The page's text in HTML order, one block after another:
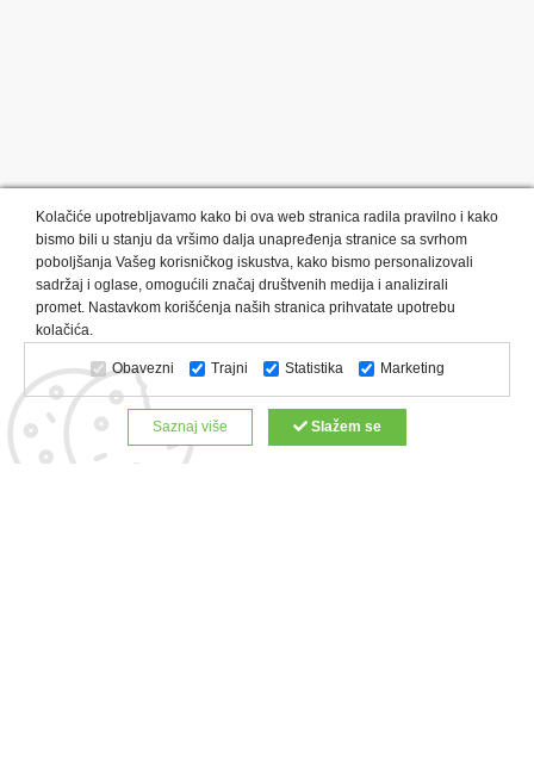
Kategorije proizvoda: Olovke i markeri
Privesci i trakice
Upaljači
USB Tehnologija Tekstil
Kačketi i kape
Notesi i rokovnici
Kancelarija Satovi
Kišobrani
Torbe i putovanja
Kuhinjski setovi
Alati i oprema
Relaksacija, lepota i zdravlje
Kalendari
Custom proizvodi
Digitalna štampa
Kolačiće upotrebljavamo kako bi ova web stranica radila pravilno i kako
bismo bili u stanju da vršimo dalja unapređenja stranice sa svrhom
poboljšanja Vašeg korisničkog iskustva, kako bismo personalizovali
sadržaj i oglase, omogućili značaj društvenih medija i analizirali
promet. Nastavkom korišćenja naših stranica prihvatate upotrebu
kolačića.
Obavezni Trajni Statistika Marketing
Saznaj više Slažem se